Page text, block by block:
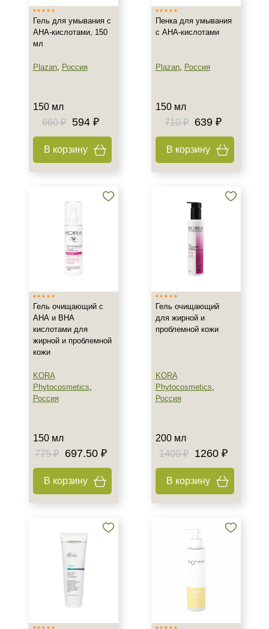
Джесснера
Молочный
Показать еще
Класс косметики
Корейская
Профессиональная
Тип кожи
Любой возраст
Показать еще
Действие
Матирование
Обезжиривание
Назначение против
Акне
Возрастные изменения
Показать еще
Область применения
Гель для умывания с
АНА-кислотами, 150
мл
Plazan, Россия
150 мл
660 ₽ 594 ₽
В корзину
Пенка для умывания
с AHA-кислотами
Plazan, Россия
150 мл
710 ₽
639 ₽
В корзину
Гель очищающий с
АНА и ВНА
кислотами для
жирной и проблемной
кожи
KORA
Phytocosmetics,
Россия
150 мл
775 ₽
697.50 ₽
В корзину
Гель очищающий
для жирной и
проблемной кожи
KORA
Phytocosmetics,
Россия
200 мл
1400 ₽
1260 ₽
В корзину